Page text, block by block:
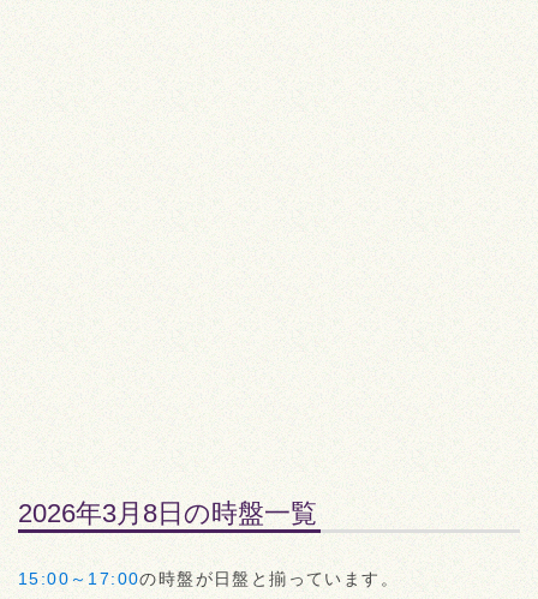
2026年3月8日の時盤一覧
15:00～17:00の時盤が日盤と揃っています。